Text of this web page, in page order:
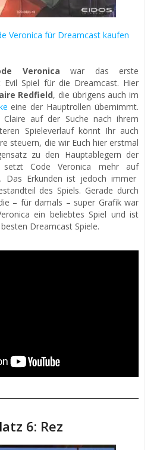
Veronica für Dreamcast kaufen
Veronica war das erste
Evil Spiel für die Dreamcast. Hier
Redfield, die übrigens auch im
eine der Hauptrollen übernimmt.
auf der Suche nach ihrem
Spieleverlauf könnt Ihr auch
steuern, die wir Euch hier erstmal
zu den Hauptablegern der
setzt Code Veronica mehr auf
. Das Erkunden ist jedoch immer
des Spiels. Gerade durch
– für damals – super Grafik war
ein beliebtes Spiel und ist
Dreamcast Spiele.
6: Rez